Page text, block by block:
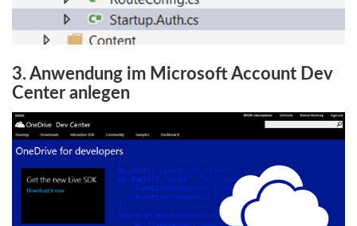
3. Anwendung im Microsoft Account Dev
Center anlegen